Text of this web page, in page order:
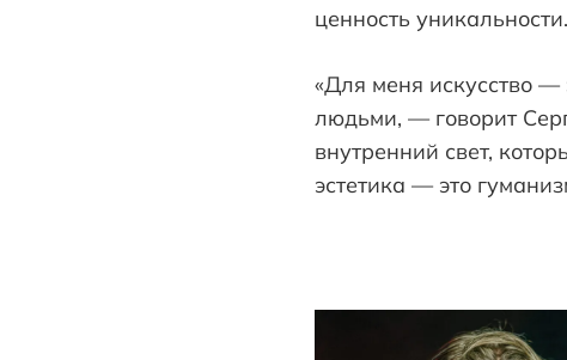
ценность уникальности.
«Для меня искусство —
людьми, — говорит
внутренний свет,
эстетика — это